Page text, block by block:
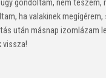
gondoltam, nem teszem,
ha valakinek
után másnap izomlázam
vissza!